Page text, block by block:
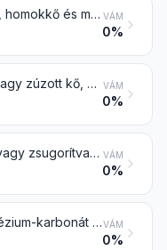
Gránit, porfír, bazalt, homokkő és más emlékművi vagy építőkő, durván nagyolva vagy fűrésszel vagy más módon egyszerűen vágva, tömb vagy téglalap (beleértve a négyzet) alakú tábla formában VÁM
0%
Kavics, sóder, tört vagy zúzott kő, amelyet általában betonozáshoz vagy, út- vagy vasútkövezéshez használnak vagy más ballaszt, gömbölyű kavics és kvarckavics, mindezek hőkezelve is; makadámsalak, kohósalak vagy hasonló ipari hulladék a vtsz. első részében említett anyagokkal keverve is; kátrányozott makadám; a 2515 vagy a 2516 vtsz. alá tartozó kőfajták szemcséje, szilánkja és pora, mindezek hőkezelve is VÁM
0%
Dolomit, kalcinálva vagy zsugorítva (szinterelve) is, beleértve a dolomitot durván nagyolva vagy fűrésszel vagy más módon egyszerűen vágva is, tömb vagy téglalap (beleértve a négyzet) alakú tábla formában VÁM
0%
Természetes magnézium-karbonát (magnezit); olvasztott magnézia; kiégetett (szinterezett) magnézia kiégetés előtt kis mennyiségű más oxidok hozzáadásával is; más magnézium-oxid vegyileg tisztán isVÁM
0%